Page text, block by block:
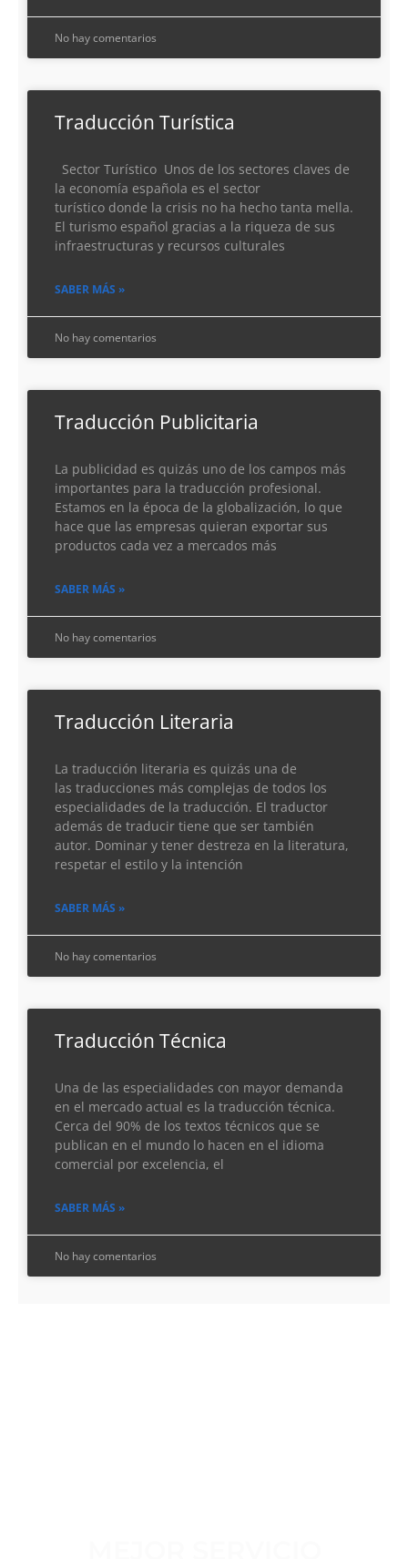
No hay comentarios
Traducción Turística
Sector Turístico Unos de los sectores claves de
la economía española es el sector
turístico donde la crisis no ha hecho tanta mella.
El turismo español gracias a la riqueza de sus
infraestructuras y recursos culturales
SABER MÁS »
No hay comentarios
Traducción Publicitaria
La publicidad es quizás uno de los campos más
importantes para la traducción profesional.
Estamos en la época de la globalización, lo que
hace que las empresas quieran exportar sus
productos cada vez a mercados más
SABER MÁS »
No hay comentarios
Traducción Literaria
La traducción literaria es quizás una de
las traducciones más complejas de todos los
especialidades de la traducción. El traductor
además de traducir tiene que ser también
autor. Dominar y tener destreza en la literatura,
respetar el estilo y la intención
SABER MÁS »
No hay comentarios
Traducción Técnica
Una de las especialidades con mayor demanda
en el mercado actual es la traducción técnica.
Cerca del 90% de los textos técnicos que se
publican en el mundo lo hacen en el idioma
comercial por excelencia, el
SABER MÁS »
No hay comentarios